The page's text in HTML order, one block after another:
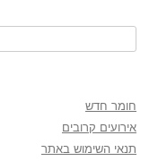
חומר חדש
אירועים קרובים
תנאי השימוש באתר